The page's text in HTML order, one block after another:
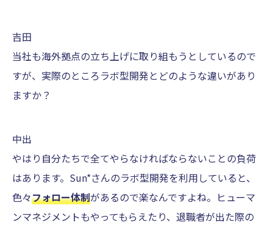
吉田
当社も海外拠点の立ち上げに取り組もうとしているので
すが、実際のところラボ型開発とどのような違いがあり
ますか？
中出
やはり自分たちで全てやらなければならないことの負荷
はあります。Sun*さんのラボ型開発を利用していると、
色々フォロー体制があるので楽なんですよね。ヒューマ
ンマネジメントもやってもらえたり、退職者が出た際の